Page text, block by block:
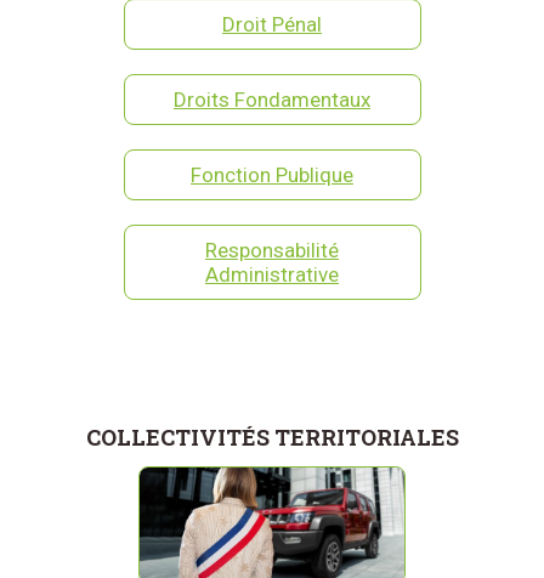
Droit Pénal
Droits Fondamentaux
Fonction Publique
Responsabilité
Administrative
COLLECTIVITÉS TERRITORIALES